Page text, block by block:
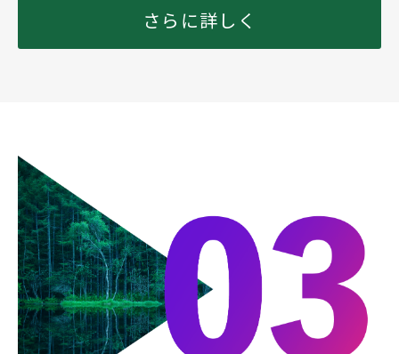
さらに詳しく